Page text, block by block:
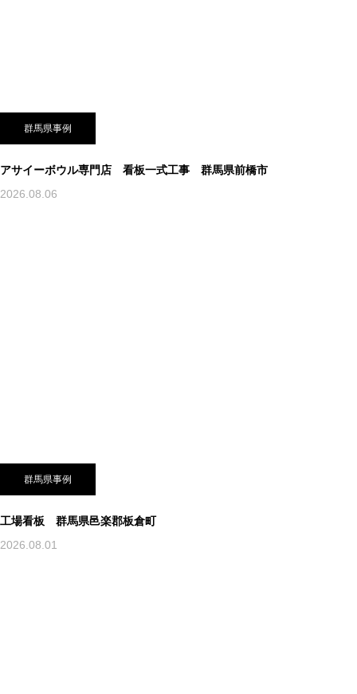
群馬県事例
アサイーボウル専門店 看板一式工事 群馬県前橋市
2026.08.06
群馬県事例
工場看板 群馬県邑楽郡板倉町
2026.08.01